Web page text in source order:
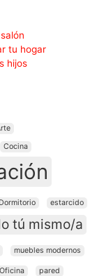
tu hogar
hijos
Cocina
Dormitorio estarcido
tú mismo/a
muebles modernos
Oficina
pared